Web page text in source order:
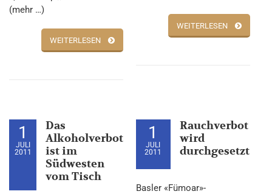
(mehr …)
WEITERLESEN
WEITERLESEN
1
JULI
2011
Das
Alkoholverbot
ist im
Südwesten
vom Tisch
1
JULI
2011
Rauchverbot
wird
durchgesetzt
Basler «Fümoar»-